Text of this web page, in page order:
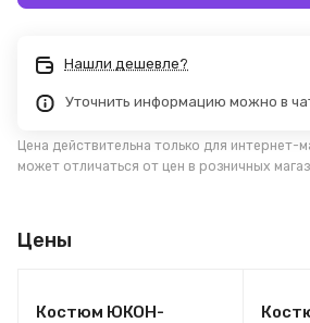
Нашли дешевле?
Уточнить информацию можно в
Цена действительна только для интернет-
может отличаться от цен в розничных
Цены
Костюм ЮКОН-